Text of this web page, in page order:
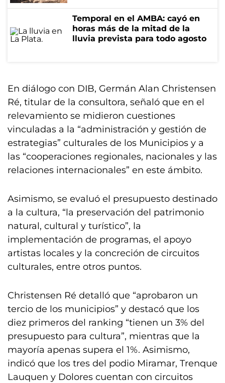
Temporal en el AMBA: cayó en
horas más de la mitad de la
lluvia prevista para todo agosto
En diálogo con DIB, Germán Alan Christensen
Ré, titular de la consultora, señaló que en el
relevamiento se midieron cuestiones
vinculadas a la “administración y gestión de
estrategias” culturales de los Municipios y a
las “cooperaciones regionales, nacionales y las
relaciones internacionales” en este ámbito.
Asimismo, se evaluó el presupuesto destinado
a la cultura, “la preservación del patrimonio
natural, cultural y turístico”, la
implementación de programas, el apoyo
artistas locales y la concreción de circuitos
culturales, entre otros puntos.
Christensen Ré detalló que “aprobaron un
tercio de los municipios” y destacó que los
diez primeros del ranking “tienen un 3% del
presupuesto para cultura”, mientras que la
mayoría apenas supera el 1%. Asimismo,
indicó que los tres del podio Miramar, Trenque
Lauquen y Dolores cuentan con circuitos